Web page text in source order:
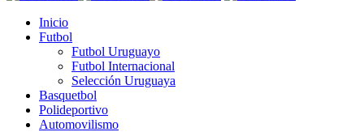
Inicio
Futbol
Futbol Uruguayo
Futbol Internacional
Selección Uruguaya
Basquetbol
Polideportivo
Automovilismo